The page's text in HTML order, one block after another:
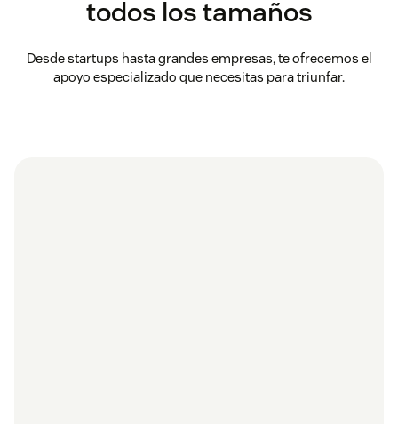
todos los tamaños
Desde startups hasta grandes empresas, te ofrecemos el
apoyo especializado que necesitas para triunfar.